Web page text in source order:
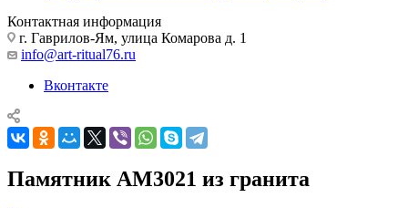
Контактная информация
г. Гаврилов-Ям, улица Комарова д. 1
info@art-ritual76.ru
Вконтакте
Памятник AM3021 из гранита